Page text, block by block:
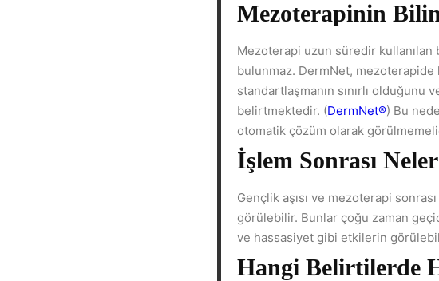
Mezoterapinin
Mezoterapi uzun süredir kullanılan
bulunmaz. DermNet, mezoterapide
standartlaşmanın sınırlı
belirtmektedir. (DermNet®) Bu
otomatik çözüm olarak
İşlem Sonrası
Gençlik aşısı ve mezoterapi
görülebilir. Bunlar çoğu zaman
ve hassasiyet gibi etkilerin
Hangi Belirtilerde